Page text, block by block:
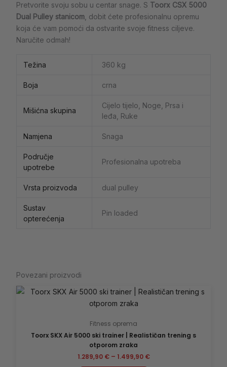
Pretvorite svoju sobu u centar snage. S Toorx CSX 5000
Dual Pulley stanicom, dobit ćete profesionalnu opremu
koja će vam pomoći da ostvarite svoje fitness ciljeve.
Naručite odmah!
Težina 360 kg
Boja crna
Mišićna skupina
Cijelo tijelo, Noge, Prsa i
leđa, Ruke
Namjena Snaga
Područje
upotrebe
Profesionalna upotreba
Vrsta proizvoda dual pulley
Sustav
opterećenja
Pin loaded
Povezani proizvodi
Fitness oprema
Toorx SKX Air 5000 ski trainer | Realističan trening s
otporom zraka
1.289,90 € – 1.499,90 €
Raspon
cijena:
Ovaj
varijanti.
se